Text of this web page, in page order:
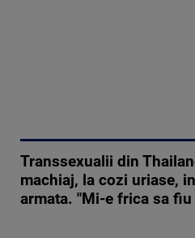
Transsexualii din
machiaj, la cozi uriase,
armata. "Mi-e frica sa